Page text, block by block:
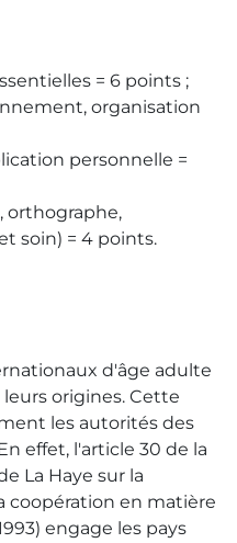
= 6 points ;
organisation
personnelle =
orthographe,
soin) = 4 points.
d'âge adulte
origines. Cette
les autorités des
effet, l'article 30 de la
La Haye sur la
coopération en matière
engage les pays